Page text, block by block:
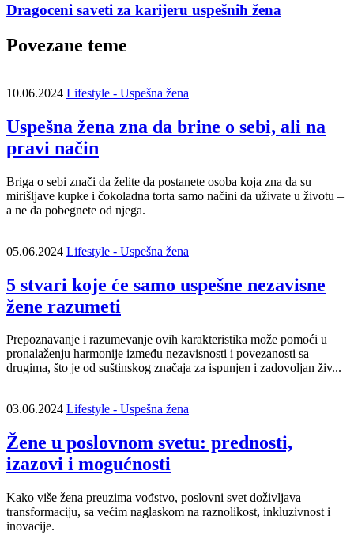
Dragoceni saveti za karijeru uspešnih žena
Povezane teme
10.06.2024 Lifestyle - Uspešna žena
Uspešna žena zna da brine o sebi, ali na
pravi način
Briga o sebi znači da želite da postanete osoba koja zna da su
mirišljave kupke i čokoladna torta samo načini da uživate u životu –
a ne da pobegnete od njega.
05.06.2024 Lifestyle - Uspešna žena
5 stvari koje će samo uspešne nezavisne
žene razumeti
Prepoznavanje i razumevanje ovih karakteristika može pomoći u
pronalaženju harmonije između nezavisnosti i povezanosti sa
drugima, što je od suštinskog značaja za ispunjen i zadovoljan živ...
03.06.2024 Lifestyle - Uspešna žena
Žene u poslovnom svetu: prednosti,
izazovi i mogućnosti
Kako više žena preuzima vođstvo, poslovni svet doživljava
transformaciju, sa većim naglaskom na raznolikost, inkluzivnost i
inovacije.